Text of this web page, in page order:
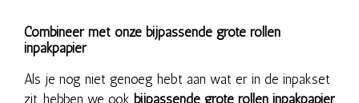
Combineer met onze bijpassende grote rollen
inpakpapier
Als je nog niet genoeg hebt aan wat er in de inpakset
zit, hebben we ook bijpassende grote rollen inpakpapier